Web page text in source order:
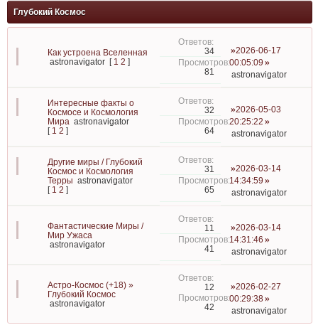
Глубокий Космос
Как устроена Вселенная
astronavigator
[ 1 2 ]
34
81
2026-06-17
00:05:09
astronavigator
Интересные факты о
Космосе и Космология
Мира astronavigator
[ 1 2 ]
32
64
2026-05-03
20:25:22
astronavigator
Другие миры / Глубокий
Космос и Космология
Терры astronavigator
[ 1 2 ]
31
65
2026-03-14
14:34:59
astronavigator
Фантастические Миры /
Мир Ужаса
astronavigator
11
41
2026-03-14
14:31:46
astronavigator
Астро-Космос (+18) »
Глубокий Космос
astronavigator
12
42
2026-02-27
00:29:38
astronavigator